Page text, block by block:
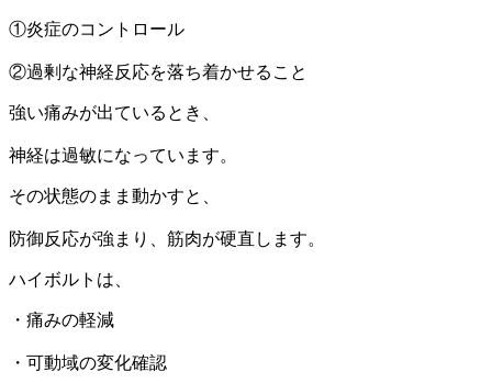
①炎症のコントロール
②過剰な神経反応を落ち着かせること
強い痛みが出ているとき、
神経は過敏になっています。
その状態のまま動かすと、
防御反応が強まり、筋肉が硬直します。
ハイボルトは、
・痛みの軽減
・可動域の変化確認